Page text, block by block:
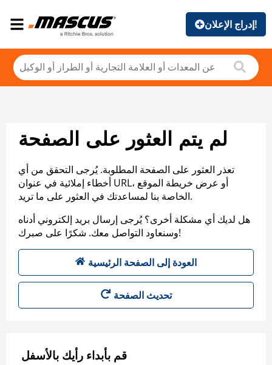
إدراج الإعلان!
لم يتم العثور على الصفحة
تعذر العثور على الصفحة المطلوبة. يُرجى التحقق من أي
أخطاء إملائية في عنوان URL، أو عرض خريطة الموقع
الخاصة بنا لمساعدتك في العثور على ما تريد.
هل لديك أي مشكلة أخرى؟ يُرجى إرسال بريد إلكتروني أدناه
وسنعاود التواصل معك. شكرًا على صبرك!
العودة إلى الصفحة الرئيسية
تحديث الصفحة
قم بأبداء رأيك بالأسفل